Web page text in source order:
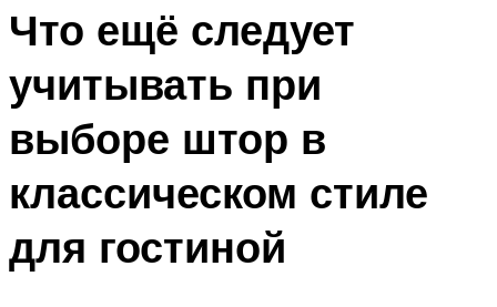
Что ещё следует
учитывать при
выборе штор в
классическом стиле
для гостиной